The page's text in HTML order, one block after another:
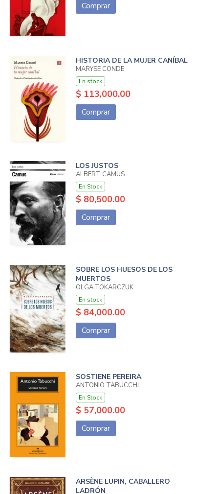
Comprar
HISTORIA DE LA MUJER CANÍBAL
MARYSE CONDE
En stock
$ 113,000.00
Comprar
LOS JUSTOS
ALBERT CAMUS
En Stock
$ 80,500.00
Comprar
SOBRE LOS HUESOS DE LOS
MUERTOS
OLGA TOKARCZUK
En stock
$ 84,000.00
Comprar
SOSTIENE PEREIRA
ANTONIO TABUCCHI
En Stock
$ 57,000.00
Comprar
ARSÈNE LUPIN, CABALLERO
LADRÓN